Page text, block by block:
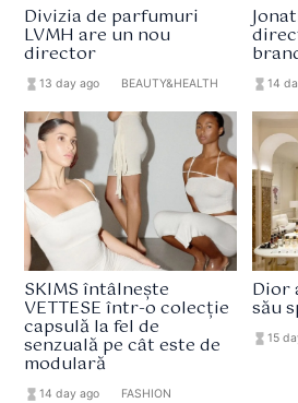
Divizia de parfumuri
LVMH are un nou
director
hourglass_full13 day ago BEAUTY&HEALTH hourglass_full 14
SKIMS întâlnește
VETTESE într-o colecție
capsulă la fel de
senzuală pe cât este de
modulară
hourglass_full14 day ago FASHION
Dior
său
hourglass_full 15